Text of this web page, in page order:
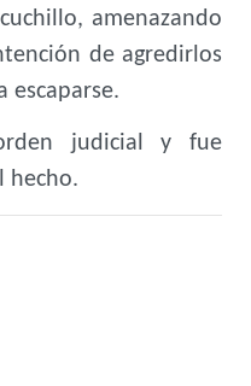
amenazando
de agredirlos
escaparse.
judicial y fue
hecho.